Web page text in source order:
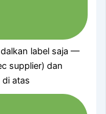
label saja —
supplier) dan
atas